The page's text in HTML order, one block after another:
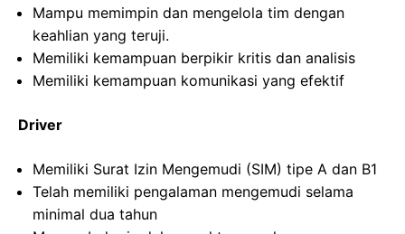
Mampu memimpin dan mengelola tim dengan
keahlian yang teruji.
Memiliki kemampuan berpikir kritis dan analisis
Memiliki kemampuan komunikasi yang efektif
Driver
Memiliki Surat Izin Mengemudi (SIM) tipe A dan B1
Telah memiliki pengalaman mengemudi selama
minimal dua tahun